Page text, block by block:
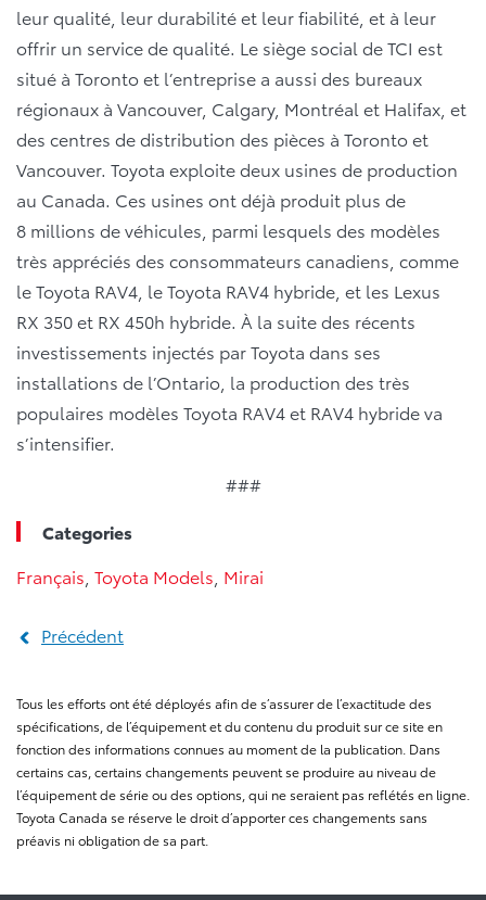
leur qualité, leur durabilité et leur fiabilité, et à leur
offrir un service de qualité. Le siège social de TCI est
situé à Toronto et l’entreprise a aussi des bureaux
régionaux à Vancouver, Calgary, Montréal et Halifax, et
des centres de distribution des pièces à Toronto et
Vancouver. Toyota exploite deux usines de production
au Canada. Ces usines ont déjà produit plus de
8 millions de véhicules, parmi lesquels des modèles
très appréciés des consommateurs canadiens, comme
le Toyota RAV4, le Toyota RAV4 hybride, et les Lexus
RX 350 et RX 450h hybride. À la suite des récents
investissements injectés par Toyota dans ses
installations de l’Ontario, la production des très
populaires modèles Toyota RAV4 et RAV4 hybride va
s’intensifier.
###
Categories
Français Toyota Models Mirai
Précédent
Tous les efforts ont été déployés afin de s’assurer de l’exactitude des
spécifications, de l’équipement et du contenu du produit sur ce site en
fonction des informations connues au moment de la publication. Dans
certains cas, certains changements peuvent se produire au niveau de
l’équipement de série ou des options, qui ne seraient pas reflétés en ligne.
Toyota Canada se réserve le droit d’apporter ces changements sans
préavis ni obligation de sa part.